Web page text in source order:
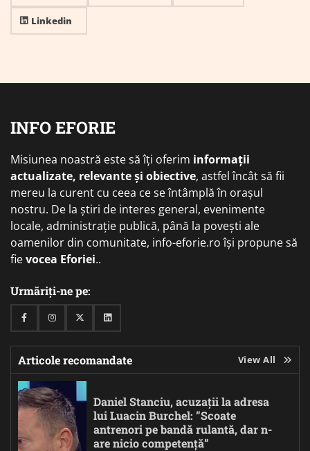
Linkedin
INFO EFORIE
Misiunea noastră este să îți oferim informații
actualizate, relevante și obiective, astfel încât să fii
mereu la curent cu ceea ce se întâmplă în orașul
nostru. De la știri de interes general, evenimente
locale, administrație publică, până la povești ale
oamenilor din comunitate, info-eforie.ro își propune să
fievocea Eforiei..
Urmăriți-ne pe:
FacebookInstagramTwitterLinkedin
Articole recomandate View All
Daniel Stanciu, acuzații la adresa
lui Luacin Burchel: ”Scoate
antrenori pe bandă rulantă, dar n-
are nicio competență”